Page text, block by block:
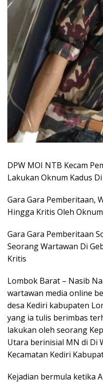
DPW MOI NTB Kecam
Lakukan Oknum Kadus
Gara Gara Pemberitaan,
Hingga Kritis Oleh
Gara Gara Pemberitaan
Seorang Wartawan Di
Kritis
Lombok Barat – Nasib
wartawan media online
desa Kediri kabupaten
yang ia tulis berimbas
lakukan oleh seorang
Utara berinisial MN di Di
Kecamatan Kediri
Kejadian bermula ketika